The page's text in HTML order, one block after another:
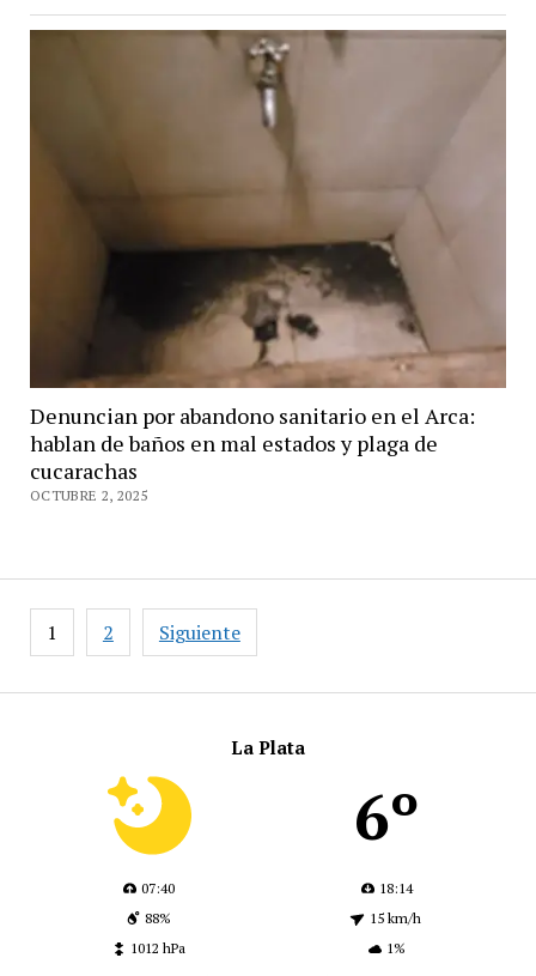
La Plata
6º
07:40
18:14
88%
15 km/h
1012 hPa
1%
Denuncian por abandono sanitario en el Arca:
hablan de baños en mal estados y plaga de
cucarachas
OCTUBRE 2, 2025
Paginación
de
1 2 Siguiente